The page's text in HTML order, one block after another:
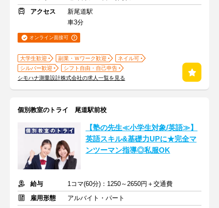
アクセス
新尾道駅
車3分
オンライン面接可
大学生歓迎 副業・Ｗワーク歓迎
ネイル可
シルバー歓迎
シフト自由・自己申告
シモハナ測量設計株式会社の求人一覧を見る
個別教室のトライ 尾道駅前校
【塾の先生≪小学生対象/英語≫】
英語スキル&基礎力UPに★完全マ
ンツーマン指導◎私服OK
給与
1コマ(60分)：1250～2650円＋交通費
雇用形態
アルバイト・パート